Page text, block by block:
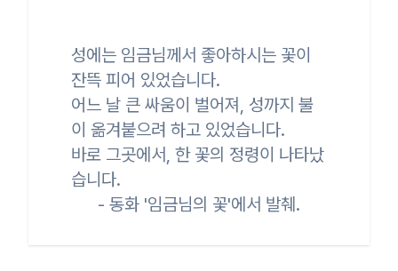
성에는 임금님께서 좋아하시는 꽃이
잔뜩 피어 있었습니다.
어느 날 큰 싸움이 벌어져, 성까지 불
이 옮겨붙으려 하고 있었습니다.
바로 그곳에서, 한 꽃의 정령이 나타났
습니다.
      - 동화 '임금님의 꽃'에서 발췌.